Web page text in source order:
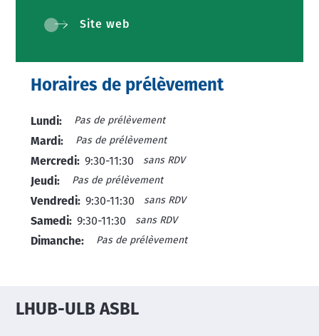
Site web
Horaires de prélèvement
Lundi: Pas de prélèvement
Mardi: Pas de prélèvement
Mercredi: 9:30-11:30 sans RDV
Jeudi: Pas de prélèvement
Vendredi: 9:30-11:30 sans RDV
Samedi: 9:30-11:30 sans RDV
Dimanche: Pas de prélèvement
LHUB-ULB ASBL